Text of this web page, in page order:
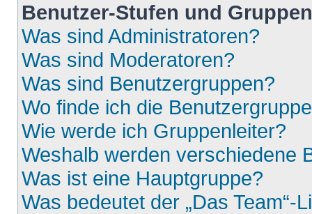
Benutzer-Stufen und Gruppen
Was sind Administratoren?
Was sind Moderatoren?
Was sind Benutzergruppen?
Wo finde ich die
Wie werde ich Gruppenleiter?
Weshalb werden verschiedene
Was ist eine Hauptgruppe?
Was bedeutet der „Das Team“-